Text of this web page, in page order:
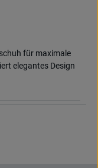
für maximale
elegantes Design